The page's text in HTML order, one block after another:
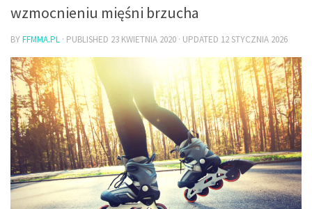
wzmocnieniu mięśni brzucha
BYFFMMA.PL · PUBLISHED 23 KWIETNIA 2020 · UPDATED 12 STYCZNIA 2026